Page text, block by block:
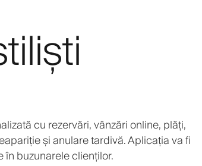
cu rezervări, vânzări online, plăți,
și anulare tardivă. Aplicația va fi
în buzunarele clienților.